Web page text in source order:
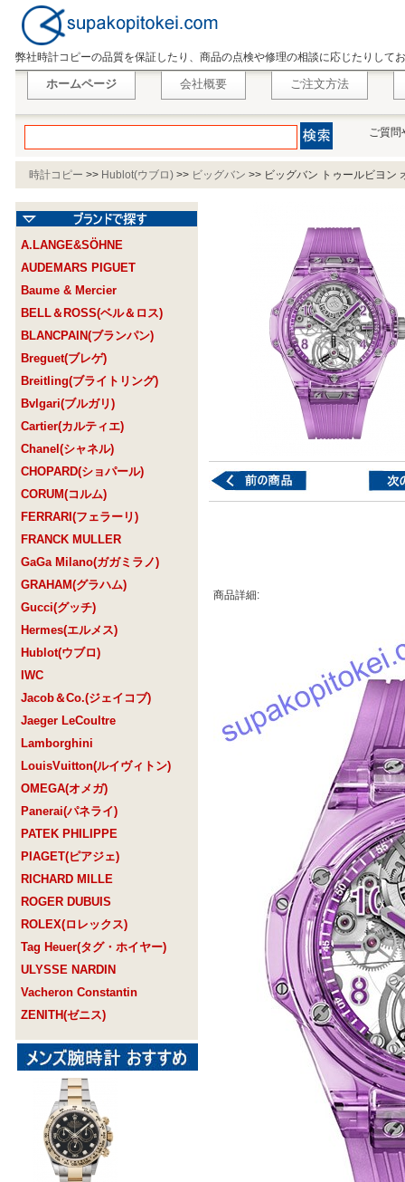
弊社時計コピーの品質を保証したり、商品の点検や修理の相談に応じたりして
ホームページ 会社概要 ご注文方法
ご質問
時計コピー >> Hublot(ウブロ) >> ビッグバン >> ビッグバン トゥールビヨン
A.LANGE&SÖHNE
AUDEMARS PIGUET
Baume & Mercier
BELL＆ROSS(ベル＆ロス)
BLANCPAIN(ブランパン)
Breguet(ブレゲ)
Breitling(ブライトリング)
Bvlgari(ブルガリ)
Cartier(カルティエ)
Chanel(シャネル)
CHOPARD(ショパール)
CORUM(コルム)
FERRARI(フェラーリ)
FRANCK MULLER
GaGa Milano(ガガミラノ)
GRAHAM(グラハム)
Gucci(グッチ)
Hermes(エルメス)
Hublot(ウブロ)
IWC
Jacob＆Co.(ジェイコブ)
Jaeger LeCoultre
Lamborghini
LouisVuitton(ルイヴィトン)
OMEGA(オメガ)
Panerai(パネライ)
PATEK PHILIPPE
PIAGET(ピアジェ)
RICHARD MILLE
ROGER DUBUIS
ROLEX(ロレックス)
Tag Heuer(タグ・ホイヤー)
ULYSSE NARDIN
Vacheron Constantin
ZENITH(ゼニス)
商品詳細: